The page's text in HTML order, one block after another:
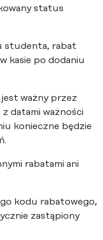
status
studenta, rabat
kasie po dodaniu
ważny przez
datami ważności
konieczne będzie
rabatami ani
kodu rabatowego,
zastąpiony